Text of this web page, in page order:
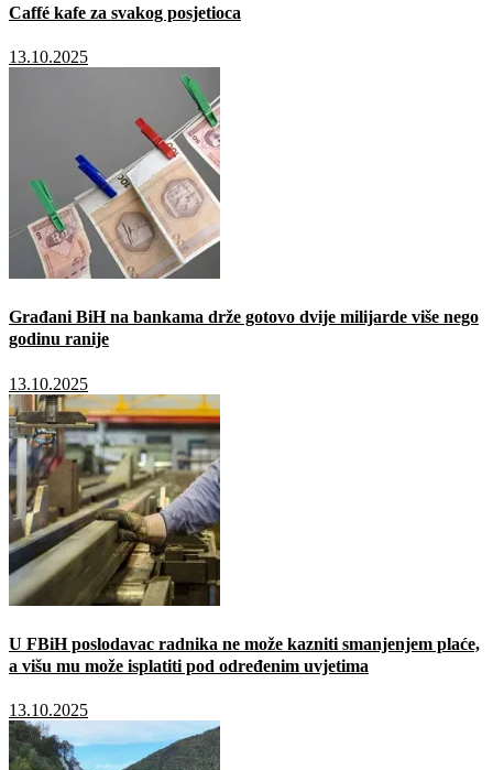
Caffé kafe za svakog posjetioca
13.10.2025
Građani BiH na bankama drže gotovo dvije milijarde više nego
godinu ranije
13.10.2025
U FBiH poslodavac radnika ne može kazniti smanjenjem plaće,
a višu mu može isplatiti pod određenim uvjetima
13.10.2025